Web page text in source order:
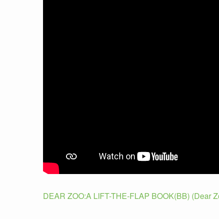
DEAR ZOO:A LIFT-THE-FLAP BOOK(BB) (Dear